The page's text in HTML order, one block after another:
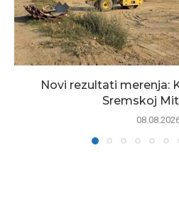
Novi rezultati merenja:
Sremskoj